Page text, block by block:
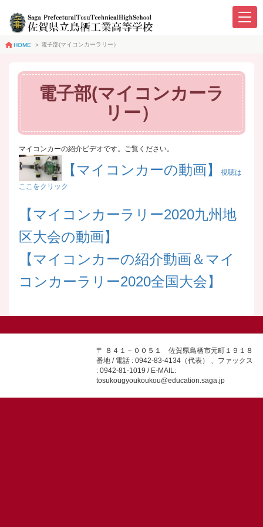
HOME > 電子部(マイコンカーラリー）
電子部(マイコンカーラ
リー）
マイコンカーの紹介ビデオです。ご覧ください。
【マイコンカーの動画】
視聴は
ここをクリック
【マイコンカーラリー2020九州地
区大会の動画】
【マイコンカーの紹介動画＆マイ
コンカーラリー2020全国大会】
〒 ８４１－００５１ 佐賀県鳥栖市元町１９１８
番地 / 電話 : 0942-83-4134（代表） 、ファックス
: 0942-81-1019 / E-MAIL:
tosukougyoukoukou@education.saga.jp